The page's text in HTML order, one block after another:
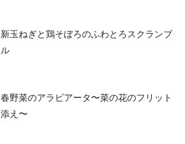
新玉ねぎと鶏そぼろのふわとろスクランブ
ル
春野菜のアラビアータ〜菜の花のフリット
添え〜